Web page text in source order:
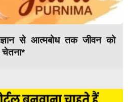
से आत्मबोध तक जीवन को
चेतना*